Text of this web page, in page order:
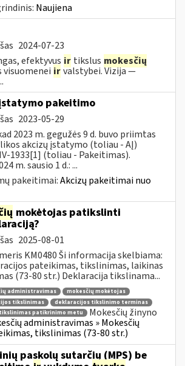
Naujiena
2024-07-23
efektyvus ir tikslus mokesčių
irvalstybei. Vizija —
pakeitimo
2023-05-29
2023 m. gegužės 9 d. buvo priimtas
akcizų įstatymo (toliau - AĮ)
1933[1] (toliau - Pakeitimas).
m. sausio 1 d.: ...
pakeitimai:Akcizų pakeitimai nuo
mokėtojas patikslinti
2025-08-01
KM0480 Ši informacija skelbiama:
pateikimas, tikslinimas, laikinas
(73-80 str.) Deklaracija tikslinama...
administravimas
mokesčių mokėtojas
tikslinimas
deklaracijos tikslinimo terminas
tikslinimas patikrinimo metu
Mokesčių žinyno
administravimas » Mokesčių
tikslinimas (73-80 str.)
paskolų sutarčių (MPS) be